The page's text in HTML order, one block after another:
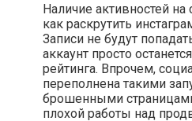
Наличие активностей
как раскрутить
Записи не будут
аккаунт просто
рейтинга. Впрочем,
переполнена такими
брошенными
плохой работы над